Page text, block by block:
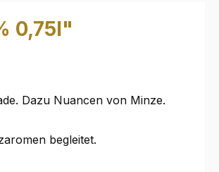
0,75l"
Dazu Nuancen von Minze.
begleitet.